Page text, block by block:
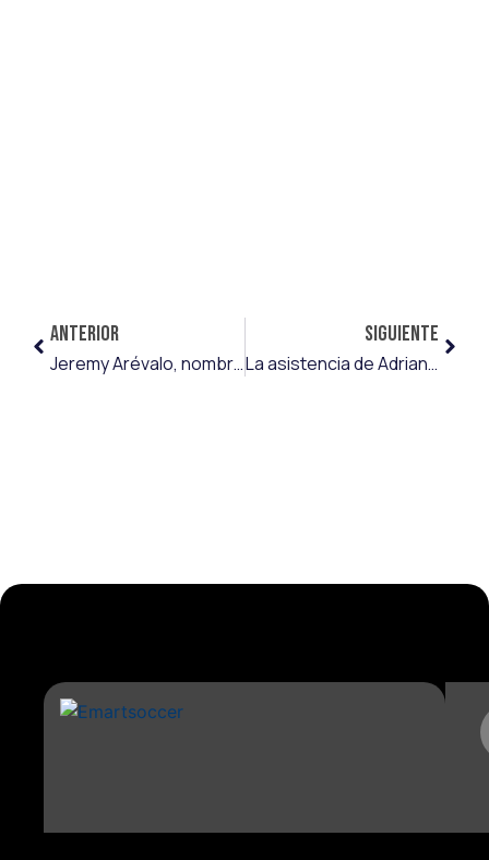
ANTERIOR
Jeremy Arévalo, nombrado mejor jugador del mes de octubre en LaLiga Hypermotion
SIGUIENTE
La asistencia de Adriana Parada, el regreso de Martina González y el liderazgo de Gema Climent les hacen estar en el top-3 de Primera RFEF